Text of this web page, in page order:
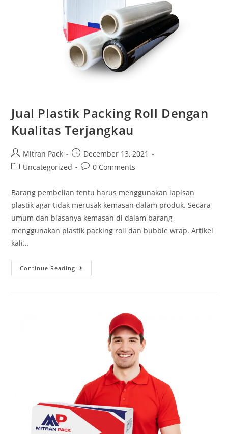
Jual Plastik Packing Roll Dengan
Kualitas Terjangkau
Mitran Pack
December 13, 2021
Uncategorized
0 Comments
Barang pembelian tentu harus menggunakan lapisan
plastik agar tidak merusak kemasan dalam produk. Secara
umum dan biasanya kemasan di dalam barang
menggunakan plastik packing roll dan bubble wrap. Artikel
kali…
Continue Reading